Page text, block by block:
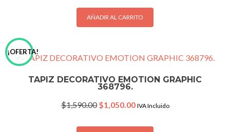
was:
$1,590.00.
is:
$1,050.00.
AÑADIR AL CARRITO
¡OFERTA!
TAPIZ DECORATIVO EMOTION GRAPHIC
368796.
$1,590.00 Original
was:
$1,050.00Current
is:
IVA Incluido